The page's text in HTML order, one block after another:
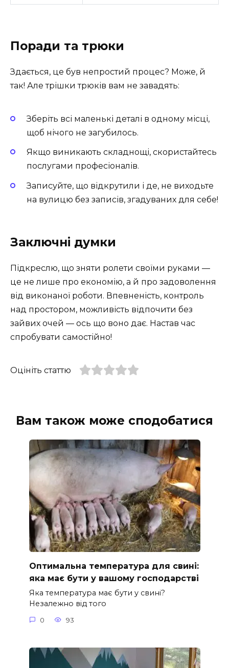
Поради та трюки
Здається, це був непростий процес? Може, й
так! Але трішки трюків вам не завадять:
Зберіть всі маленькі деталі в одному місці,
щоб нічого не загубилось.
Якщо виникають складнощі, скористайтесь
послугами професіоналів.
Записуйте, що відкрутили і де, не виходьте
на вулицю без записів, згадуваних для себе!
Заключні думки
Підкреслю, що зняти ролети своїми руками —
це не лише про економію, а й про задоволення
від виконаної роботи. Впевненість, контроль
над простором, можливість відпочити без
зайвих очей — ось що воно дає. Настав час
спробувати самостійно!
Оцініть статтю
Вам також може сподобатися
Оптимальна температура для свині:
яка має бути у вашому господарстві
Яка температура має бути у свині?
Незалежно від того
0 93